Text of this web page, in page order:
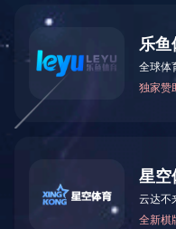
当前位置：首页>> 企业概况